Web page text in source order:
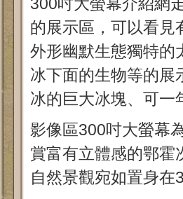
的展示區，可以看
外形幽默生態獨特
冰下面的生物等的展
冰的巨大冰塊、可一
影像區300吋大螢幕
賞富有立體感的鄂霍
自然景觀宛如置身